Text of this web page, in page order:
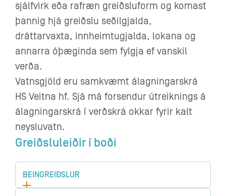
sjálfvirk eða rafræn greiðsluform og komast
þannig hjá greiðslu seðilgjalda,
dráttarvaxta, innheimtugjalda, lokana og
annarra óþæginda sem fylgja ef vanskil
verða.
Vatnsgjöld eru samkvæmt álagningarskrá
HS Veitna hf. Sjá má forsendur útreiknings á
álagningarskrá í verðskrá okkar fyrir kalt
neysluvatn.
Greiðsluleiðir í boði
BEINGREIÐSLUR